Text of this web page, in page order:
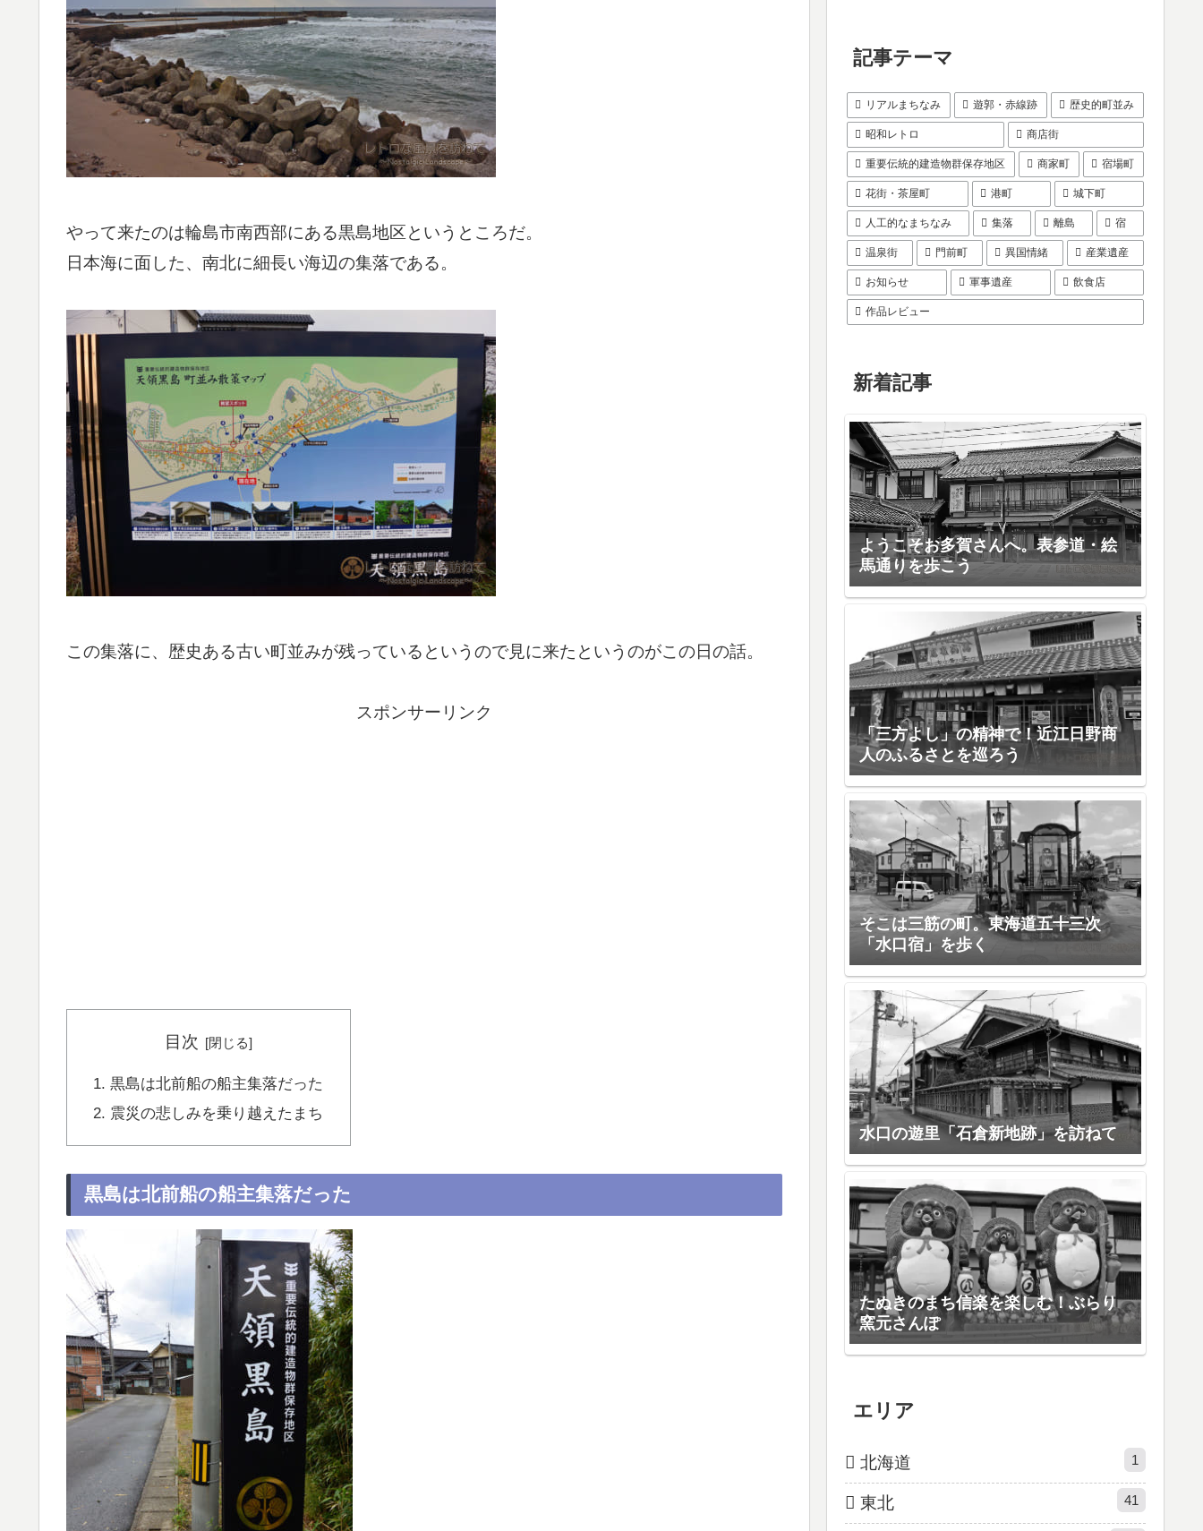
やって来たのは輪島市南西部にある黒島地区というところだ。
日本海に面した、南北に細長い海辺の集落である。
この集落に、歴史ある古い町並みが残っているというので見に来たというのがこの日の話。
スポンサーリンク
目次
黒島は北前船の船主集落だった
震災の悲しみを乗り越えたまち
黒島は北前船の船主集落だった
記事テーマ
リアルまちなみ 遊郭・赤線跡 歴史的町並み
昭和レトロ 商店街
重要伝統的建造物群保存地区 商家町 宿場町
花街・茶屋町 港町 城下町
人工的なまちなみ 集落 離島 宿
温泉街 門前町 異国情緒 産業遺産
お知らせ 軍事遺産 飲食店
作品レビュー
新着記事
ようこそお多賀さんへ。表参道・絵
馬通りを歩こう
「三方よし」の精神で！近江日野商
人のふるさとを巡ろう
そこは三筋の町。東海道五十三次
「水口宿」を歩く
水口の遊里「石倉新地跡」を訪ねて
たぬきのまち信楽を楽しむ！ぶらり
窯元さんぽ
エリア
北海道 1
東北 41